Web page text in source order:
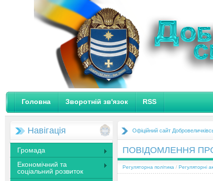
Головна Зворотній зв'язок RSS
Навігація
Громада
Економічний та
соціальний розвиток
Офіційний сайт
ПОВІДОМЛЕННЯ
Регуляторна політика / Регуляторні